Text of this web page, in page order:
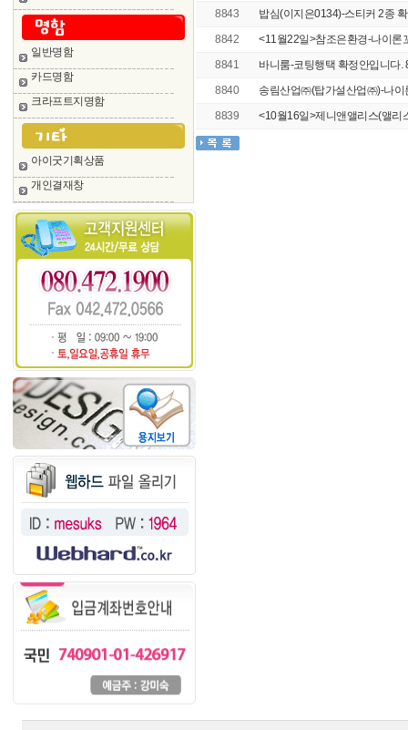
일반명함
카드명함
크라프트지명함
아이굿기획상품
개인결재창
8843
밥심(이지은0134)-스티커 2종
8842
<11월22일>참조은환경-나이론
8841
바니룸-코팅행택 확정안입니다.
8840
송림산업㈜(탑가설산업㈜)-나
8839
<10월16일>제니앤앨리스(앨리